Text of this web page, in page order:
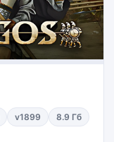
v1899
8.9 Гб